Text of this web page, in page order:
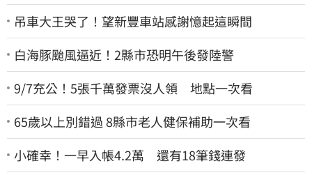
吊車大王哭了！望新豐車站感謝憶起這瞬間
白海豚颱風逼近！2縣市恐明午後發陸警
9/7充公！5張千萬發票沒人領 地點一次看
65歲以上別錯過 8縣市老人健保補助一次看
小確幸！一早入帳4.2萬 還有18筆錢連發